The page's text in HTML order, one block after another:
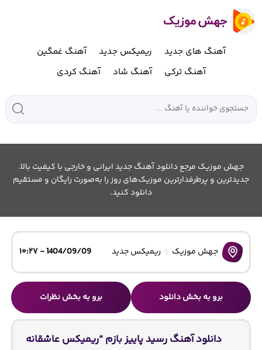
آهنگ های جدید ریمیکس جدید
آهنگ غمگین
آهنگ ترکی
آهنگ شاد آهنگ کردی
جهش موزیک مرجع دانلود آهنگ جدید ایرانی و خارجی با کیفیت بالا.
جدیدترین و پرطرفدارترین موزیک‌های روز را به‌صورت رایگان و مستقیم
دانلود کنید.
جهش موزیک ریمیکس جدید 1404/09/09 - ۱۰:۲۷
برو به بخش دانلود برو به بخش نظرات
دانلود آهنگ رسید پاییز بازم “ریمیکس عاشقانه